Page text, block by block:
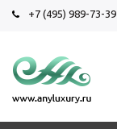
+7 (495) 989-73-39